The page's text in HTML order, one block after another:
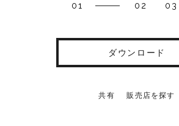
01 02 03
ダウンロード
共有 販売店を探す